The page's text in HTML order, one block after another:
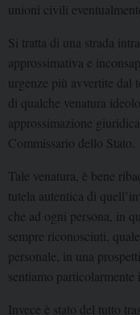
unioni civili
Si tratta di una strada
approssimativa e
urgenze più avvertite dal
di qualche venatura
approssimazione
Commissario dello Stato.
Tale venatura, è bene
tutela autentica di
che ad ogni persona, in
sempre riconosciuti,
personale, in una
sentiamo particolarmente
Invece è stato del tutto